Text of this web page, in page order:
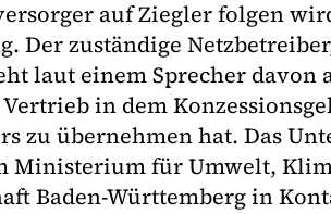
auf Ziegler folgen
Der zuständige
laut einem Sprecher davon
in dem
zu übernehmen hat. Das
Ministerium für Umwelt,
Baden-Württemberg in